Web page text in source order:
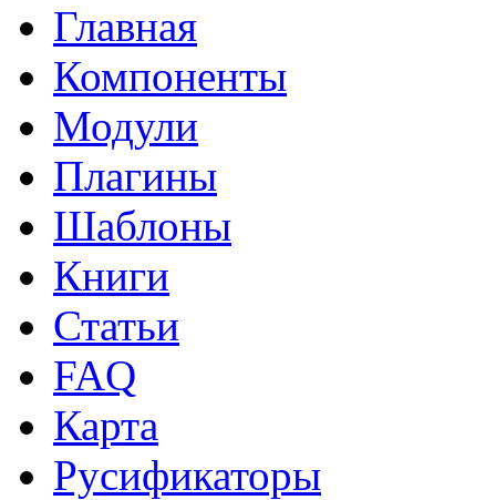
Главная
Компоненты
Модули
Плагины
Шаблоны
Книги
Статьи
FAQ
Карта
Русификаторы